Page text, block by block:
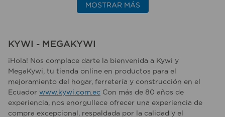
MOSTRAR MÁS
KYWI - MEGAKYWI
¡Hola! Nos complace darte la bienvenida a Kywi y
MegaKywi, tu tienda online en productos para el
mejoramiento del hogar, ferretería y construcción en el
Ecuador www.kywi.com.ec Con más de 80 años de
experiencia, nos enorgullece ofrecer una experiencia de
compra excepcional, respaldada por la calidad y el